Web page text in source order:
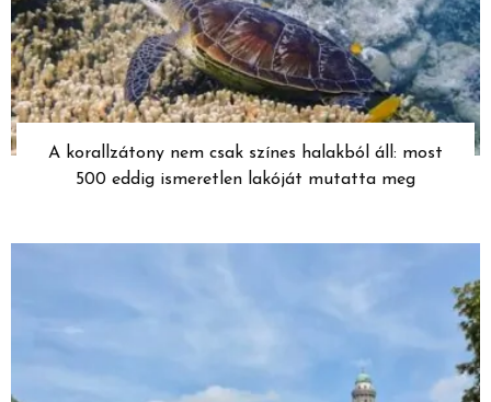
A korallzátony nem csak színes halakból áll: most
500 eddig ismeretlen lakóját mutatta meg